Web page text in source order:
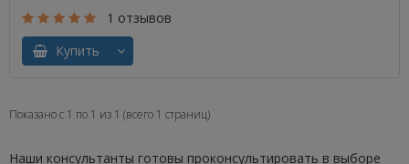
1 отзывов
Купить
Показано с 1 по 1 из 1 (всего 1 страниц)
Наши консультанты готовы проконсультировать в выборе